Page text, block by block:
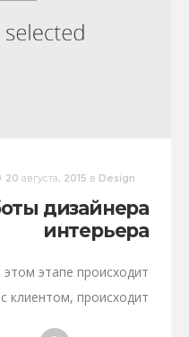
20 августа, 2015 в Design
дизайнера
интерьера
этапе происходит
клиентом, происходит